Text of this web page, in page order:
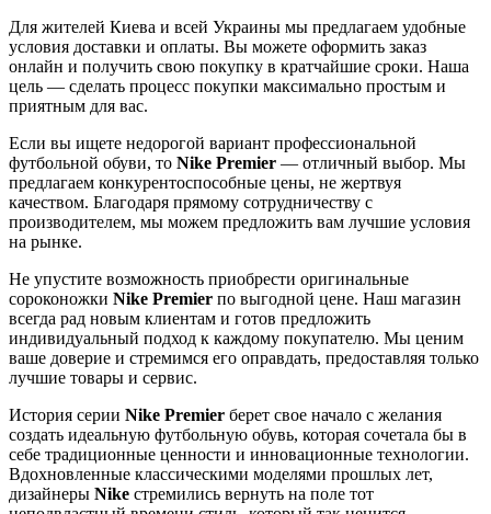
Для жителей Киева и всей Украины мы предлагаем удобные
условия доставки и оплаты. Вы можете оформить заказ
онлайн и получить свою покупку в кратчайшие сроки. Наша
цель — сделать процесс покупки максимально простым и
приятным для вас.
Если вы ищете недорогой вариант профессиональной
футбольной обуви, то Nike Premier — отличный выбор. Мы
предлагаем конкурентоспособные цены, не жертвуя
качеством. Благодаря прямому сотрудничеству с
производителем, мы можем предложить вам лучшие условия
на рынке.
Не упустите возможность приобрести оригинальные
сороконожки Nike Premier по выгодной цене. Наш магазин
всегда рад новым клиентам и готов предложить
индивидуальный подход к каждому покупателю. Мы ценим
ваше доверие и стремимся его оправдать, предоставляя только
лучшие товары и сервис.
История серии Nike Premier берет свое начало с желания
создать идеальную футбольную обувь, которая сочетала бы в
себе традиционные ценности и инновационные технологии.
Вдохновленные классическими моделями прошлых лет,
дизайнеры Nike стремились вернуть на поле тот